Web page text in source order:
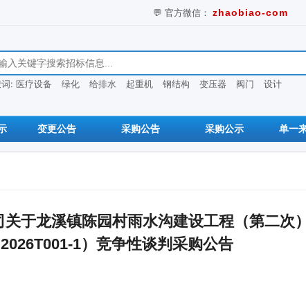
💬 官方微信： zhaobiao-com
标信息
: 医疗设备 绿化 给排水 起重机 钢结构 变压器 阀门 设计
变更公告 采购公告 采购公示 单一
于龙溪镇陈园村雨水沟建设工程（第二次
1）竞争性谈判采购公告